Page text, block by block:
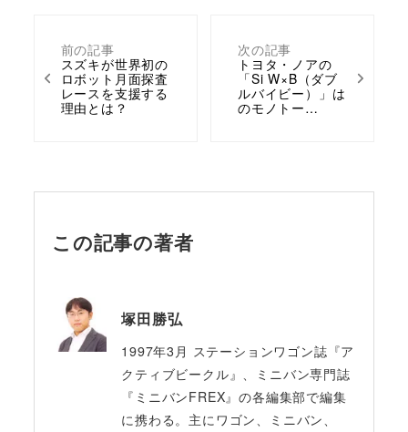
前の記事
スズキが世界初の
ロボット月面探査
レースを支援する
理由とは？
次の記事
トヨタ・ノアの
「Si W×B（ダブ
ルバイビー）」は
のモノトー…
この記事の著者
塚田勝弘
1997年3月 ステーションワゴン誌『ア
クティブビークル』、ミニバン専門誌
『ミニバンFREX』の各編集部で編集
に携わる。主にワゴン、ミニバン、